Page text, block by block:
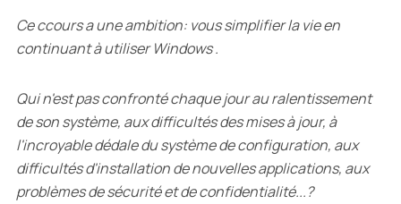
Ce ccours a une ambition: vous simplifier la vie en
continuant à utiliser Windows .
Qui n'est pas confronté chaque jour au ralentissement
de son système, aux difficultés des mises à jour, à
l'incroyable dédale du système de configuration, aux
difficultés d'installation de nouvelles applications, aux
problèmes de sécurité et de confidentialité...?